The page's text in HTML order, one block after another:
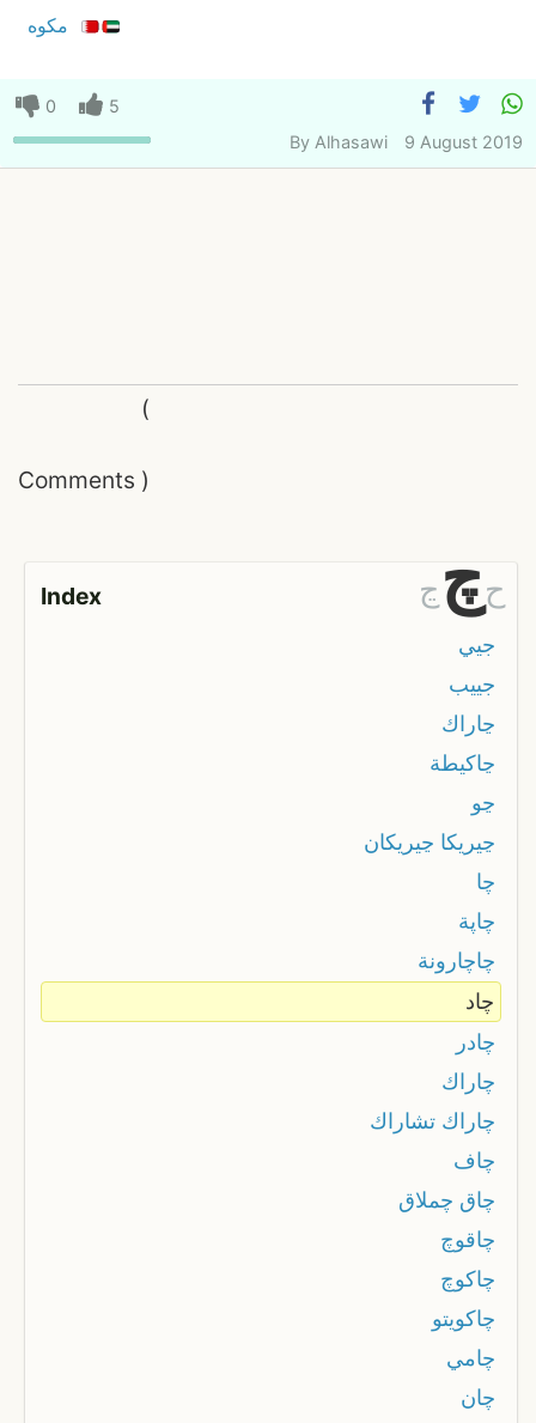
مكوه
0
5
By Alhasawi 9 August 2019
Comments
(
)
Index ڃ چح
جيي
جييب
ڃاراك
ڃاكيطة
ڃو
ڃيريكا ڃيريكان
چا
چاپة
چاچارونة
چاد
چادر
چاراك
چاراك تشاراك
چاف
چاق چملاق
چاقوچ
چاكوچ
چاكويتو
چامي
چان